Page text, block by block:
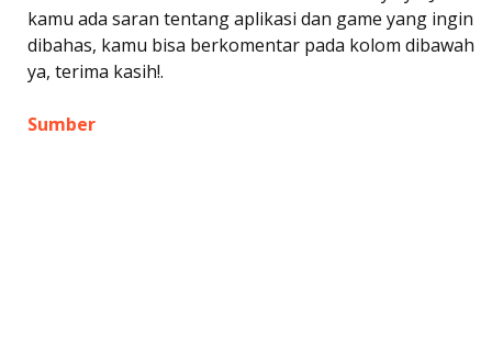
kamu ada saran tentang aplikasi dan game yang ingin
dibahas, kamu bisa berkomentar pada kolom dibawah
ya, terima kasih!.
Sumber